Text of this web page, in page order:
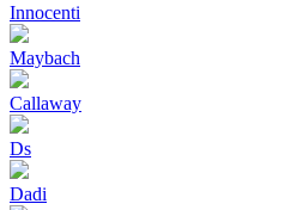
Innocenti
Maybach
Callaway
Ds
Dadi